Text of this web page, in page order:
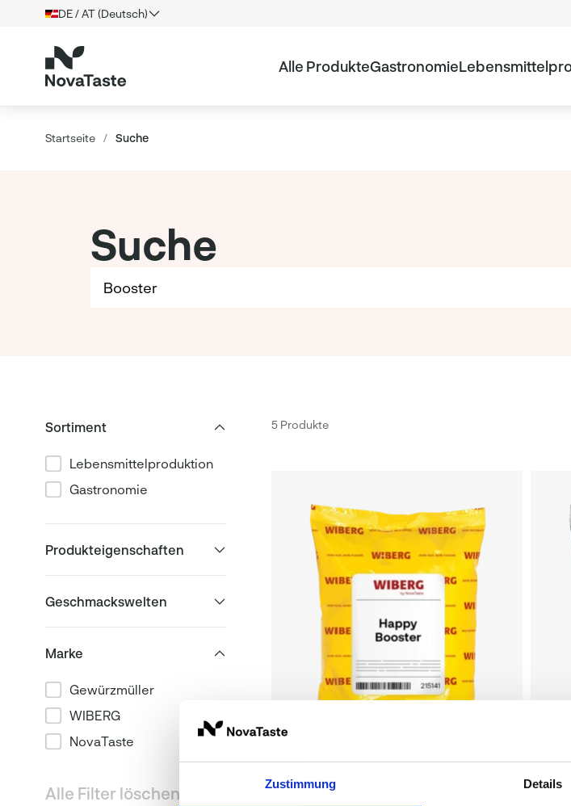
Zustimmung Details
DE / AT (Deutsch)
Alle ProdukteGastronomie
Startseite / Suche
Suche
Sortiment
Lebensmittelproduktion
Gastronomie
Produkteigenschaften
Geschmackswelten
Marke
Gewürzmüller
WIBERG
NovaTaste
Alle Filter löschen
5 Produkte